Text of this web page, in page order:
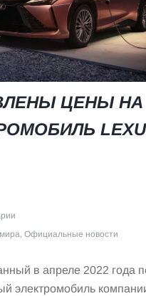
ЦЕНЫ НА
, Официальные новости
в апреле 2022 года
электромобиль